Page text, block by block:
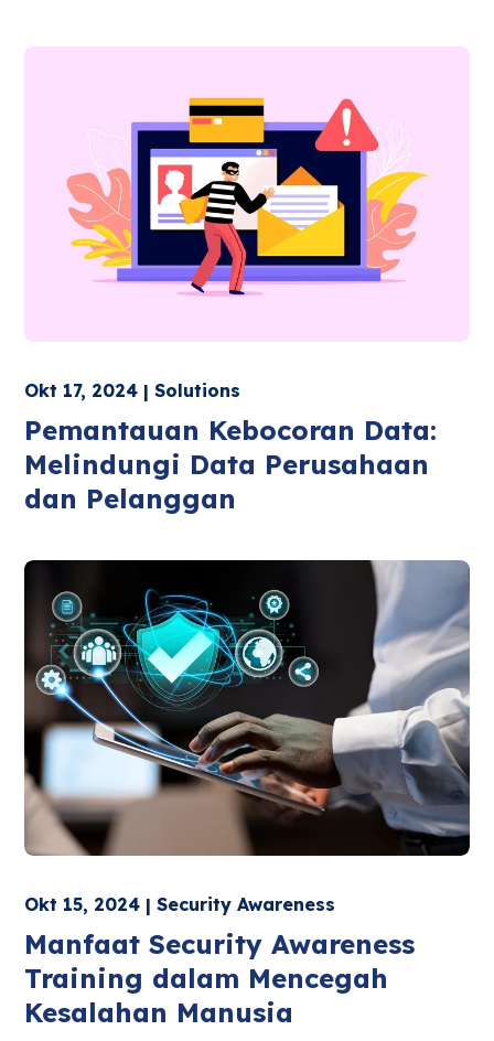
Okt 17, 2024 | Solutions
Pemantauan Kebocoran Data:
Melindungi Data Perusahaan
dan Pelanggan
Okt 15, 2024 | Security Awareness
Manfaat Security Awareness
Training dalam Mencegah
Kesalahan Manusia